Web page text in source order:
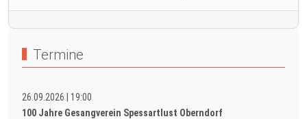
Termine
26.09.2026
19:00
100 Jahre Gesangverein Spessartlust Oberndorf